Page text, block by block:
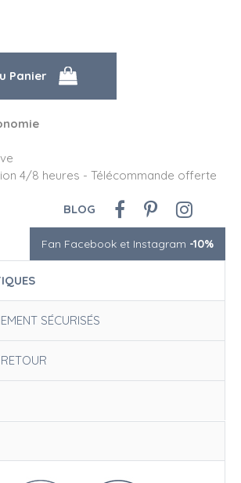
4/8 heures - Télécommande offerte
BLOG
Fan Facebook et Instagram -10%
SÉCURISÉS